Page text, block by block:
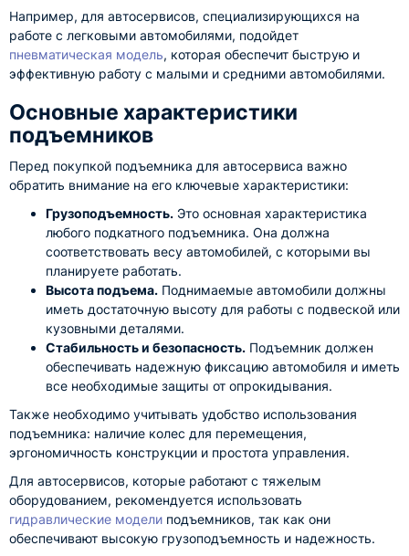
Например, для автосервисов, специализирующихся на
работе с легковыми автомобилями, подойдет
пневматическая модель, которая обеспечит быструю и
эффективную работу с малыми и средними автомобилями.
Основные характеристики
подъемников
Перед покупкой подъемника для автосервиса важно
обратить внимание на его ключевые характеристики:
Грузоподъемность. Это основная характеристика
любого подкатного подъемника. Она должна
соответствовать весу автомобилей, с которыми вы
планируете работать.
Высота подъема. Поднимаемые автомобили должны
иметь достаточную высоту для работы с подвеской или
кузовными деталями.
Стабильность и безопасность. Подъемник должен
обеспечивать надежную фиксацию автомобиля и иметь
все необходимые защиты от опрокидывания.
Также необходимо учитывать удобство использования
подъемника: наличие колес для перемещения,
эргономичность конструкции и простота управления.
Для автосервисов, которые работают с тяжелым
оборудованием, рекомендуется использовать
гидравлические модели подъемников, так как они
обеспечивают высокую грузоподъемность и надежность.